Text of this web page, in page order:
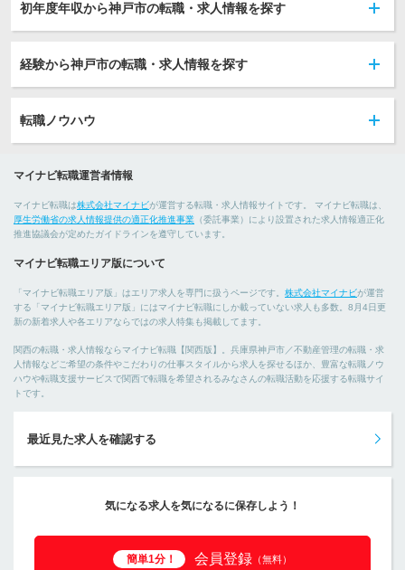
初年度年収から神戸市の転職・求人情報を探す
経験から神戸市の転職・求人情報を探す
転職ノウハウ
マイナビ転職運営者情報
マイナビ転職は株式会社マイナビが運営する転職・求人情報サイトです。 マイナビ転職は、
厚生労働省の求人情報提供の適正化推進事業 （委託事業）により設置された求人情報適正化
推進協議会が定めたガイドラインを遵守しています。
マイナビ転職エリア版について
「マイナビ転職エリア版」はエリア求人を専門に扱うページです。 株式会社マイナビが運営
する「マイナビ転職エリア版」にはマイナビ転職にしか載っていない求人も多数。8月4日更
新の新着求人や各エリアならではの求人特集も掲載してます。
関西の転職・求人情報ならマイナビ転職【関西版】。兵庫県神戸市／不動産管理の転職・求
人情報などご希望の条件やこだわりの仕事スタイルから求人を探せるほか、豊富な転職ノウ
ハウや転職支援サービスで関西で転職を希望されるみなさんの転職活動を応援する転職サイ
トです。
最近見た求人を確認する
気になる求人を気になるに保存しよう！
簡単1分！ 会員登録 （無料）